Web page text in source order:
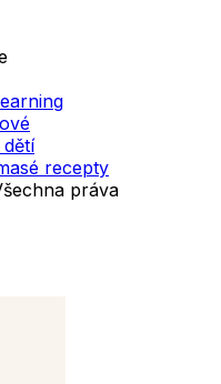
recepty
práva